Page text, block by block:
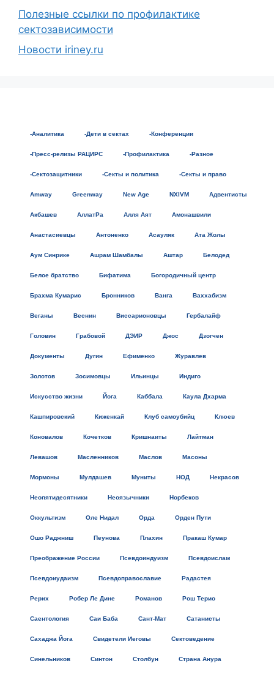
Полезные ссылки по профилактике
сектозависимости
Новости iriney.ru
-Аналитика -Дети в сектах -Конференции
-Пресс-релизы РАЦИРС -Профилактика -Разное
-Сектозащитники -Секты и политика -Секты и право
Amway Greenway New Age NXIVM Адвентисты
Акбашев АллатРа Алля Аят Амонашвили
Анастасиевцы Антоненко Асауляк Ата Жолы
Аум Синрике Ашрам Шамбалы Аштар Белодед
Белое братство Бифатима Богородичный центр
Брахма Кумарис Бронников Ванга Ваххабизм
Веганы Веснин Виссарионовцы Гербалайф
Головин Грабовой ДЭИР Джос Дзогчен
Документы Дугин Ефименко Журавлев
Золотов Зосимовцы Ильинцы Индиго
Искусство жизни Йога Каббала Каула Дхарма
Кашпировский Киженкай Клуб самоубийц Клюев
Коновалов Кочетков Кришнаиты Лайтман
Левашов Масленников Маслов Масоны
Мормоны Мулдашев Муниты НОД Некрасов
Неопятидесятники Неоязычники Норбеков
Оккультизм Оле Нидал Орда Орден Пути
Ошо Раджниш Пеунова Плахин Пракаш Кумар
Преображение России Псевдоиндуизм Псевдоислам
Псевдоиудаизм Псевдоправославие Радастея
Рерих Робер Ле Дине Романов Рош Терио
Саентология Саи Баба Сант-Мат Сатанисты
Сахаджа Йога Свидетели Иеговы Сектоведение
Синельников Синтон Столбун Страна Анура